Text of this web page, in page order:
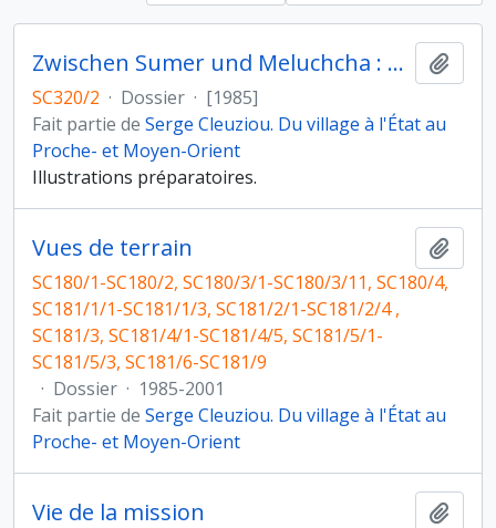
Zwischen Sumer und Meluchcha : Magan
SC320/2 · Dossier · [1985]
Fait partie de Serge Cleuziou. Du village à l'État au
Proche- et Moyen-Orient
Illustrations préparatoires.
Vues de terrain
SC180/1-SC180/2, SC180/3/1-SC180/3/11, SC180/4,
SC181/1/1-SC181/1/3, SC181/2/1-SC181/2/4 ,
SC181/3, SC181/4/1-SC181/4/5, SC181/5/1-
SC181/5/3, SC181/6-SC181/9
· Dossier · 1985-2001
Fait partie de Serge Cleuziou. Du village à l'État au
Proche- et Moyen-Orient
Vie de la mission